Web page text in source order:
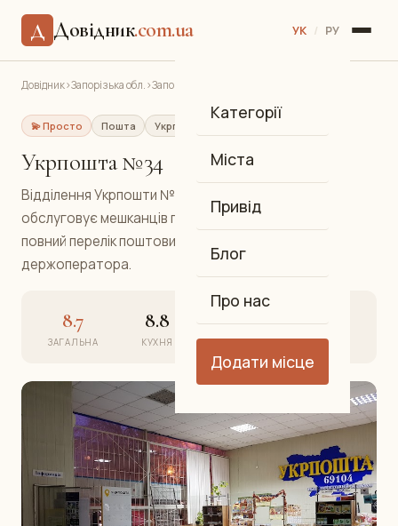
Д Довідник.com.ua УК / РУ
Категорії
Міста
Привід
Блог
Про нас
Додати місце
Довідник›Запорізька обл.›Запоріжжя
💫 Просто Пошта Укрпошта Хортицький
Укрпошта №34
Відділення Укрпошти №34 у Хортицькому районі
обслуговує мешканців прилеглих кварталів. Надає
повний перелік поштових та фінансових послуг
держоператора.
8.7
ЗАГАЛЬНА
8.8
КУХНЯ
8.6
АТМОСФЕРА
8.7
СЕРВІС